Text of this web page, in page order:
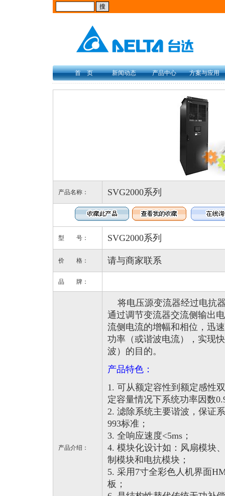
首 页 新闻动态 产品中心 方案与应用
产品名称： SVG2000系列
型 号： SVG2000系列
价 格： 请与商家联系
品 牌：
产品介绍：
将电压源变流器经过电抗
通过调节变流器交流侧输出
流侧电流的增幅和相位，迅
功率（或谐波电流），实现
波）的目的。
产品特色：
1. 可从额定容性到额定感性
定容量情况下系统功率因数
2. 滤除系统主要谐波，保证
993标准；
3. 全响应速度<5ms；
4. 模块化设计如：风扇模块
制模块和电抗模块；
5. 采用7寸全彩色人机界面
板；